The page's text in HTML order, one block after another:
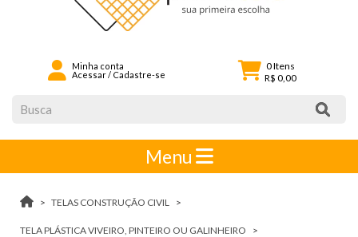
Minha conta
Acessar/ Cadastre-se
0Itens
R$ 0,00
Menu
TELAS CONSTRUÇÃO CIVIL
TELA PLÁSTICA VIVEIRO, PINTEIRO OU GALINHEIRO